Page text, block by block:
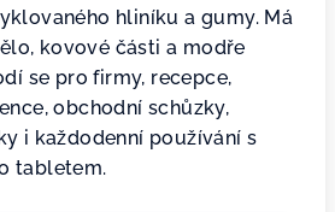
hliníku a gumy. Má
kovové části a modře
se pro firmy, recepce,
obchodní schůzky,
i každodenní používání s
tabletem.